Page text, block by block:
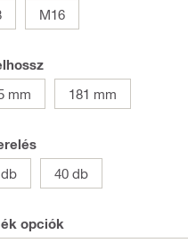
M16
mm
181 mm
40 db
opciók